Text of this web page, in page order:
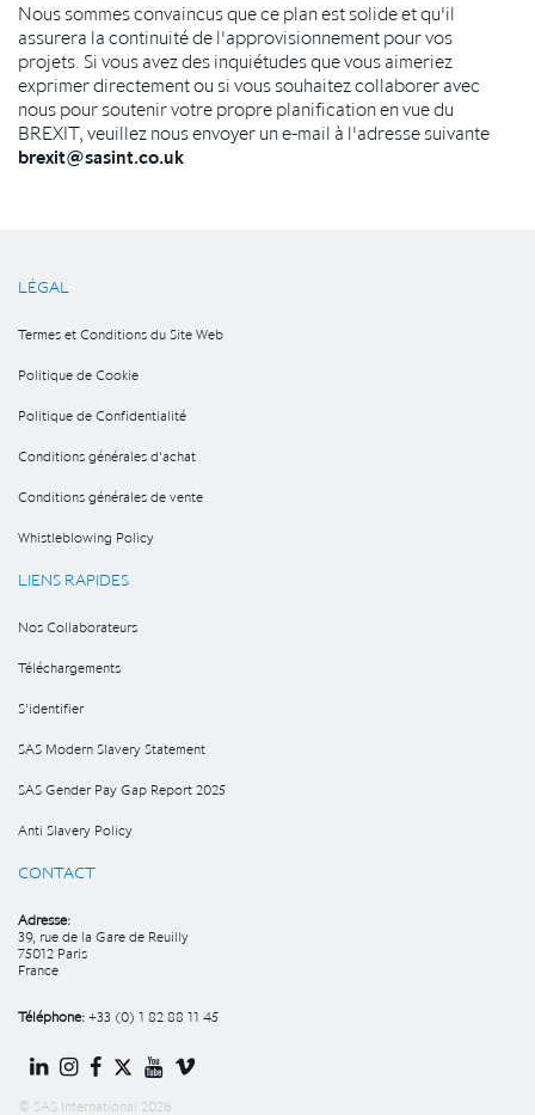
Nous sommes convaincus que ce plan est solide et qu'il
assurera la continuité de l'approvisionnement pour vos
projets. Si vous avez des inquiétudes que vous aimeriez
exprimer directement ou si vous souhaitez collaborer avec
nous pour soutenir votre propre planification en vue du
BREXIT, veuillez nous envoyer un e-mail à l'adresse suivante
brexit@sasint.co.uk
LÉGAL
Termes et Conditions du Site Web
Politique de Cookie
Politique de Confidentialité
Conditions générales d'achat
Conditions générales de vente
Whistleblowing Policy
LIENS RAPIDES
Nos Collaborateurs
Téléchargements
S'identifier
SAS Modern Slavery Statement
SAS Gender Pay Gap Report 2025
Anti Slavery Policy
CONTACT
Adresse:
39, rue de la Gare de Reuilly
75012 Paris
France
Téléphone: +33 (0) 1 82 88 11 45
© SAS International 2026